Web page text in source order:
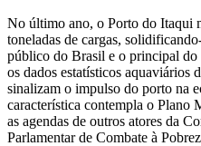
No último ano, o Porto do Itaqui
toneladas de cargas,
público do Brasil e o principal
os dados estatísticos aquaviários
sinalizam o impulso do porto na
característica contempla o Plano
as agendas de outros atores da
Parlamentar de Combate à